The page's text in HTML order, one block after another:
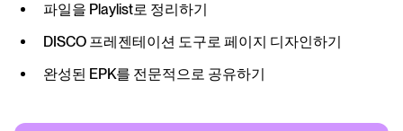
파일을 Playlist로 정리하기
DISCO 프레젠테이션 도구로 페이지 디자인하기
완성된 EPK를 전문적으로 공유하기